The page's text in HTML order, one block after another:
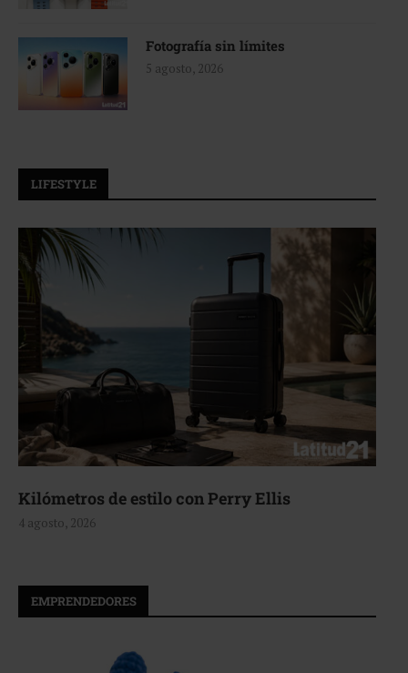
Fotografía sin límites
5 agosto, 2026
LIFESTYLE
con Perry Ellis Aerie, texturas
EMPRENDEDORES